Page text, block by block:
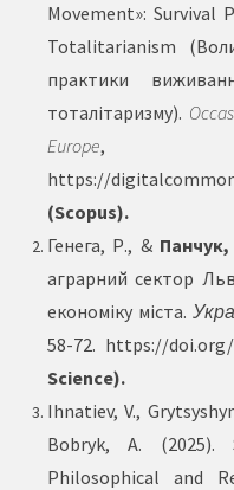
Movement»: Survival
Totalitarianism
практики
тоталітаризму).
Europe
https://
(Scopus).
Генега, Р., & Панчук,
аграрний сектор
економіку міста.
58-72. https://doi.org/
Science).
Ihnatiev, V.,
Bobryk, A. (2025).
Philosophical and